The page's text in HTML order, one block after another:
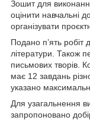
Зошит для
оцінити навчальні
організувати
Подано п’ять робіт
літератури. Також
письмових творів.
має 12 завдань
указано
Для узагальнення
запропоновано